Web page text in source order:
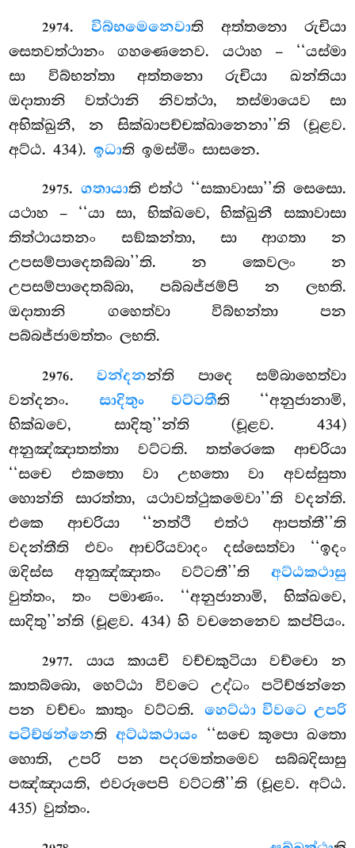
2974. විබ්භමෙනෙවාති අත්තනො රුචියා
සෙතවත්ථානං ගහණෙනෙව. යථාහ – ‘‘යස්මා
සා විබ්භන්තා අත්තනො රුචියා ඛන්තියා
ඔදාතානි වත්ථානි නිවත්ථා, තස්මායෙව සා
අභික්ඛුනී, න සික්ඛාපච්චක්ඛානෙනා’’ති (චූළව.
අට්ඨ. 434).ඉධාති ඉමස්මිං සාසනෙ.
2975. ගතායාති එත්ථ ‘‘සකාවාසා’’ති සෙසො.
යථාහ – ‘‘යා සා, භික්ඛවෙ, භික්ඛුනී සකාවාසා
තිත්ථායතනං සඞ්කන්තා, සා ආගතා න
උපසම්පාදෙතබ්බා’’ති. න කෙවලං න
උපසම්පාදෙතබ්බා, පබ්බජ්ජම්පි න ලභති.
ඔදාතානි ගහෙත්වා විබ්භන්තා පන
පබ්බජ්ජාමත්තං ලභති.
2976.වන්දනන්ති පාදෙ සම්බාහෙත්වා
වන්දනං.සාදිතුං වට්ටතීති ‘‘අනුජානාමි,
භික්ඛවෙ, සාදිතු’’න්ති (චූළව. 434)
අනුඤ්ඤාතත්තා වට්ටති. තත්රෙකෙ ආචරියා
‘‘සචෙ එකතො වා උභතො වා අවස්සුතා
හොන්ති සාරත්තා, යථාවත්ථුකමෙවා’’ති වදන්ති.
එකෙ ආචරියා ‘‘නත්ථි එත්ථ ආපත්තී’’ති
වදන්තීති එවං ආචරියවාදං දස්සෙත්වා ‘‘ඉදං
ඔදිස්ස අනුඤ්ඤාතං වට්ටතී’’ති අට්ඨකථාසු
වුත්තං, තං පමාණං. ‘‘අනුජානාමි, භික්ඛවෙ,
සාදිතු’’න්ති (චූළව. 434) හි වචනෙනෙව කප්පියං.
2977. යාය කායචි වච්චකුටියා වච්චො න
කාතබ්බො, හෙට්ඨා විවටෙ උද්ධං පටිච්ඡන්නෙ
පන වච්චං කාතුං වට්ටති. හෙට්ඨා විවටෙ උපරි
පටිච්ඡන්නෙතිඅට්ඨකථායං ‘‘සචෙ කූපො ඛතො
හොති, උපරි පන පදරමත්තමෙව සබ්බදිසාසු
පඤ්ඤායති, එවරූපෙපි වට්ටතී’’ති (චූළව. අට්ඨ.
435) වුත්තං.